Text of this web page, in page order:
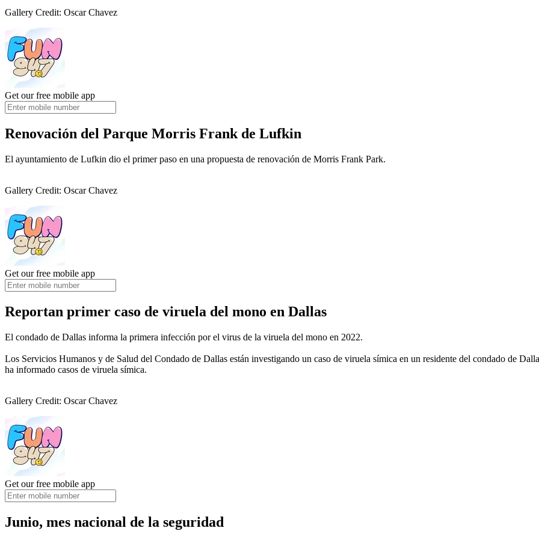
Gallery Credit: Oscar Chavez
Get our free mobile app
Renovación del Parque Morris Frank de Lufkin
El ayuntamiento de Lufkin dio el primer paso en una propuesta de renovación de Morris Frank Park.
Gallery Credit: Oscar Chavez
Get our free mobile app
Reportan primer caso de viruela del mono en Dallas
El condado de Dallas informa la primera infección por el virus de la viruela del mono en 2022.
Los Servicios Humanos y de Salud del Condado de Dallas están investigando un caso de viruela símica en un residente del condado de
ha informado casos de viruela símica.
Gallery Credit: Oscar Chavez
Get our free mobile app
Junio, mes nacional de la seguridad